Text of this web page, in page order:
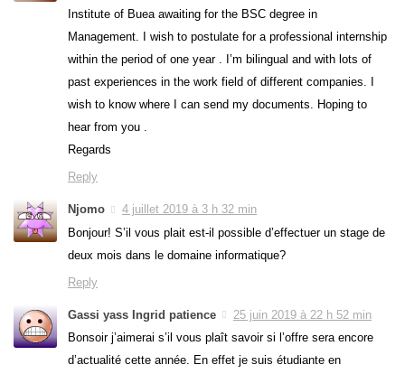
Institute of Buea awaiting for the BSC degree in
Management. I wish to postulate for a professional internship
within the period of one year . I’m bilingual and with lots of
past experiences in the work field of different companies. I
wish to know where I can send my documents. Hoping to
hear from you .
Regards
Reply
Njomo
4 juillet 2019 à 3 h 32 min
Bonjour! S’il vous plait est-il possible d’effectuer un stage de
deux mois dans le domaine informatique?
Reply
Gassi yass Ingrid patience
25 juin 2019 à 22 h 52 min
Bonsoir j’aimerai s’il vous plaît savoir si l’offre sera encore
d’actualité cette année. En effet je suis étudiante en